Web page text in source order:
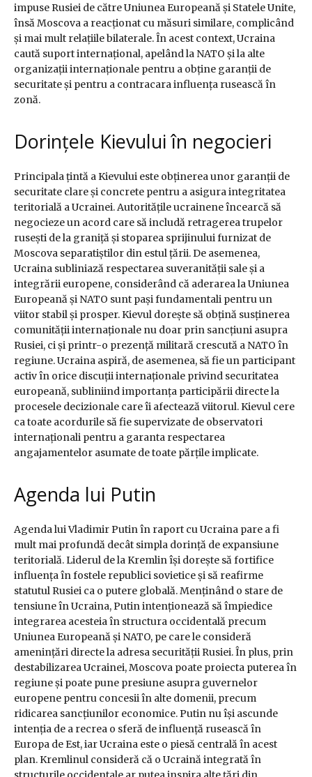
impuse Rusiei de către Uniunea Europeană și Statele Unite,
însă Moscova a reacționat cu măsuri similare, complicând
și mai mult relațiile bilaterale. În acest context, Ucraina
caută suport internațional, apelând la NATO și la alte
organizații internaționale pentru a obține garanții de
securitate și pentru a contracara influența rusească în
zonă.
Dorințele Kievului în negocieri
Principala țintă a Kievului este obținerea unor garanții de
securitate clare și concrete pentru a asigura integritatea
teritorială a Ucrainei. Autoritățile ucrainene încearcă să
negocieze un acord care să includă retragerea trupelor
rusești de la graniță și stoparea sprijinului furnizat de
Moscova separatiștilor din estul țării. De asemenea,
Ucraina subliniază respectarea suveranității sale și a
integrării europene, considerând că aderarea la Uniunea
Europeană și NATO sunt pași fundamentali pentru un
viitor stabil și prosper. Kievul dorește să obțină susținerea
comunității internaționale nu doar prin sancțiuni asupra
Rusiei, ci și printr-o prezență militară crescută a NATO în
regiune. Ucraina aspiră, de asemenea, să fie un participant
activ în orice discuții internaționale privind securitatea
europeană, subliniind importanța participării directe la
procesele decizionale care îi afectează viitorul. Kievul cere
ca toate acordurile să fie supervizate de observatori
internaționali pentru a garanta respectarea
angajamentelor asumate de toate părțile implicate.
Agenda lui Putin
Agenda lui Vladimir Putin în raport cu Ucraina pare a fi
mult mai profundă decât simpla dorință de expansiune
teritorială. Liderul de la Kremlin își dorește să fortifice
influența în fostele republici sovietice și să reafirme
statutul Rusiei ca o putere globală. Menținând o stare de
tensiune în Ucraina, Putin intenționează să împiedice
integrarea acesteia în structura occidentală precum
Uniunea Europeană și NATO, pe care le consideră
amenințări directe la adresa securității Rusiei. În plus, prin
destabilizarea Ucrainei, Moscova poate proiecta puterea în
regiune și poate pune presiune asupra guvernelor
europene pentru concesii în alte domenii, precum
ridicarea sancțiunilor economice. Putin nu își ascunde
intenția de a recrea o sferă de influență rusească în
Europa de Est, iar Ucraina este o piesă centrală în acest
plan. Kremlinul consideră că o Ucraină integrată în